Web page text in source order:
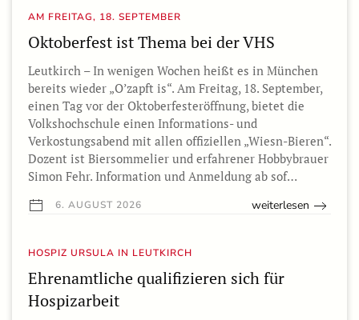
AM FREITAG, 18. SEPTEMBER
Oktoberfest ist Thema bei der VHS
Leutkirch – In wenigen Wochen heißt es in München
bereits wieder „O’zapft is“. Am Freitag, 18. September,
einen Tag vor der Oktoberfesteröffnung, bietet die
Volkshochschule einen Informations- und
Verkostungsabend mit allen offiziellen „Wiesn-Bieren“.
Dozent ist Biersommelier und erfahrener Hobbybrauer
Simon Fehr. Information und Anmeldung ab sof…
6. AUGUST 2026 weiterlesen
HOSPIZ URSULA IN LEUTKIRCH
Ehrenamtliche qualifizieren sich für
Hospizarbeit